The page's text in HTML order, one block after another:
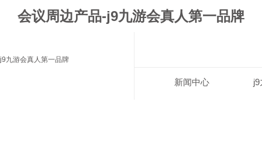
会议周边产品-j9九游会真人第一品牌
j9九游会真人第一品牌
新闻中心